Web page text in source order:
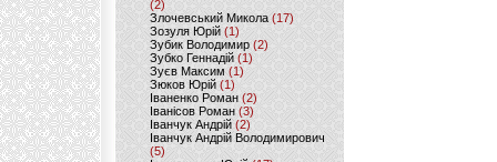
(2)
Злочевський Микола(17)
Зозуля Юрій (1)
Зубик Володимир (2)
Зубко Геннадій (1)
Зуєв Максим(1)
Зюков Юрій (1)
Іваненко Роман (2)
Іванісов Роман (3)
Іванчук Андрій(2)
Іванчук Андрій Володимирович
(5)